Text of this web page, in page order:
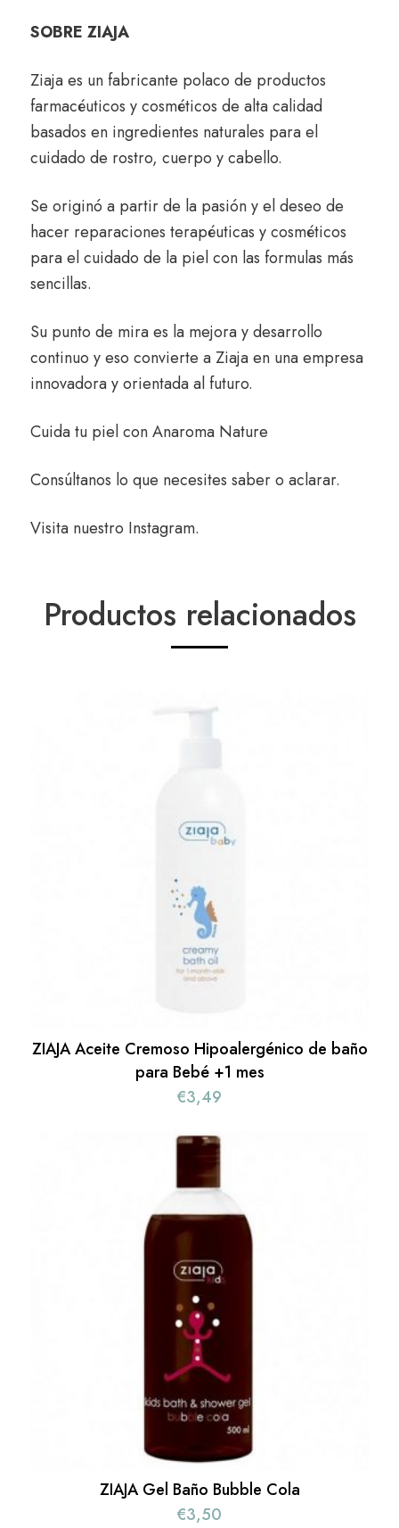
SOBRE ZIAJA
Ziaja es un fabricante polaco de productos
farmacéuticos y cosméticos de alta calidad
basados en ingredientes naturales para el
cuidado de rostro, cuerpo y cabello.
Se originó a partir de la pasión y el deseo de
hacer reparaciones terapéuticas y cosméticos
para el cuidado de la piel con las formulas más
sencillas.
Su punto de mira es la mejora y desarrollo
continuo y eso convierte a Ziaja en una empresa
innovadora y orientada al futuro.
Cuida tu piel conAnaroma Nature
Consúltanos lo que necesites saber o aclarar.
Visita nuestro Instagram.
Productos relacionados
ZIAJA Aceite Cremoso Hipoalergénico de baño
para Bebé +1 mes
€3,49
ZIAJA Gel Baño Bubble Cola
€3,50